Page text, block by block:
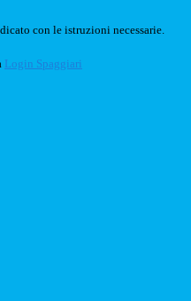
con le istruzioni necessarie.
Login Spaggiari